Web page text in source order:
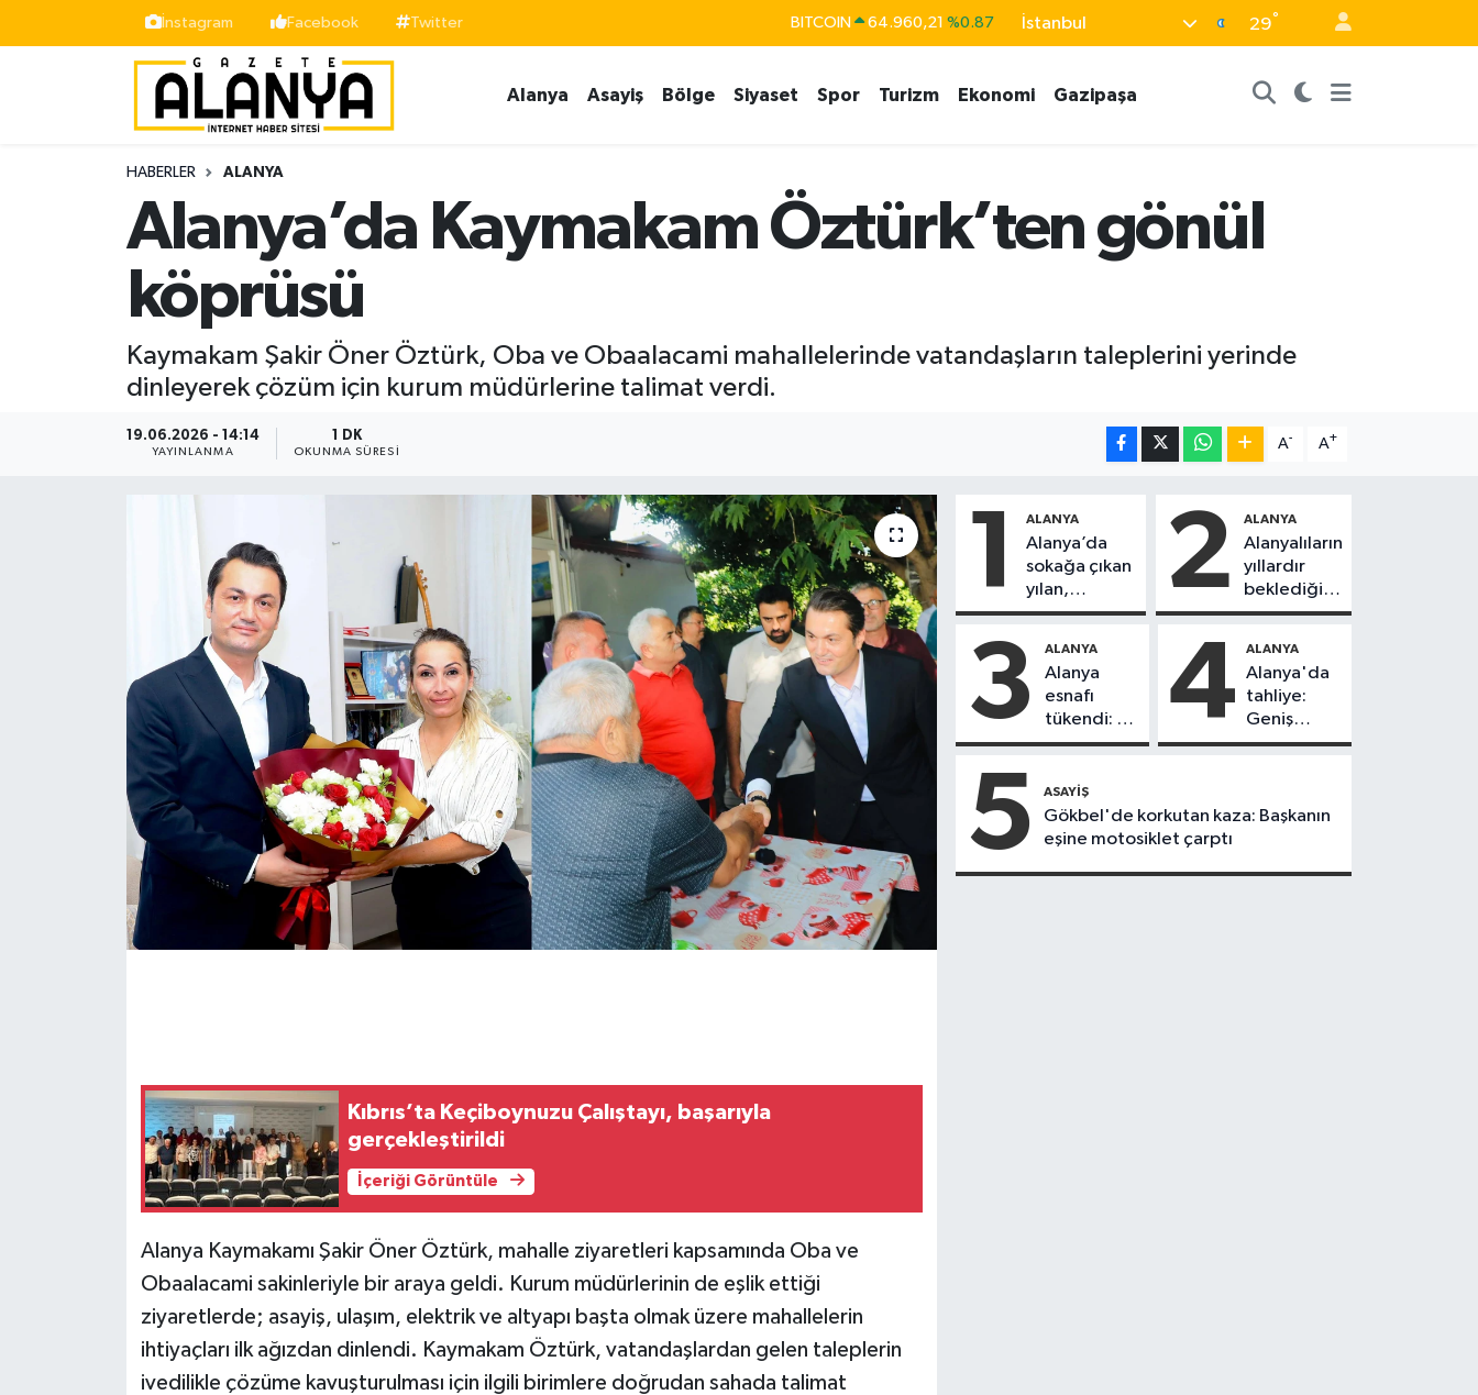
İnstagram Facebook Twitter BITCOIN 64.960,21 %0.87
EURO 55,2510 %0.32
BİST100 13.779 %-14
İstanbul 29°
Alanya Asayiş Bölge Siyaset Spor Turizm Ekonomi Gazipaşa
HABERLER ALANYA
Alanya’da Kaymakam Öztürk’ten gönül
köprüsü
Kaymakam Şakir Öner Öztürk, Oba ve Obaalacami mahallelerinde vatandaşların taleplerini yerinde
dinleyerek çözüm için kurum müdürlerine talimat verdi.
19.06.2026 - 14:14
YAYINLANMA
1 DK
OKUNMA SÜRESI
A- A+
Kıbrıs’ta Keçiboynuzu Çalıştayı, başarıyla
gerçekleştirildi
İçeriği Görüntüle
Alanya Kaymakamı Şakir Öner Öztürk, mahalle ziyaretleri kapsamında Oba ve
Obaalacami sakinleriyle bir araya geldi. Kurum müdürlerinin de eşlik ettiği
ziyaretlerde; asayiş, ulaşım, elektrik ve altyapı başta olmak üzere mahallelerin
ihtiyaçları ilk ağızdan dinlendi. Kaymakam Öztürk, vatandaşlardan gelen taleplerin
ivedilikle çözüme kavuşturulması için ilgili birimlere doğrudan sahada talimat
1 ALANYA
Alanya’da
sokağa çıkan
yılan,
vatandaşı
2 ALANYA
Alanyalıların
yıllardır
beklediği
yol askıdan
3 ALANYA
Alanya
esnafı
tükendi: 1
ayda 150
kapandı
4 ALANYA
Alanya'da
tahliye:
Geniş
güvenlik
5 ASAYIŞ
Gökbel'de korkutan kaza: Başkanın
eşine motosiklet çarptı
Siyaset
İstanbul Nöbetçi Eczaneler
İstanbul Hava Durumu
Süper Lig Puan Durumu ve Fikstür
Tüm Manşetler
Son Dakika Haberleri